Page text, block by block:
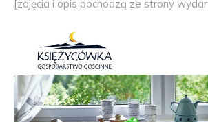
[zdjęcia i opis pochodzą ze strony